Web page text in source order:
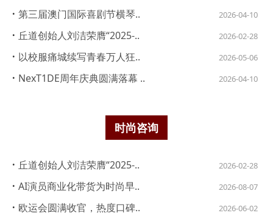
· 第三届澳门国际喜剧节横琴.. 2026-04-10
· 丘道创始人刘洁荣膺“2025-.. 2026-02-28
· 以校服痛城续写青春万人狂.. 2026-05-06
· NexT1DE周年庆典圆满落幕 .. 2026-04-10
时尚咨询
· 丘道创始人刘洁荣膺“2025-.. 2026-02-28
· AI演员商业化带货为时尚早.. 2026-08-07
· 欧运会圆满收官，热度口碑.. 2026-06-02